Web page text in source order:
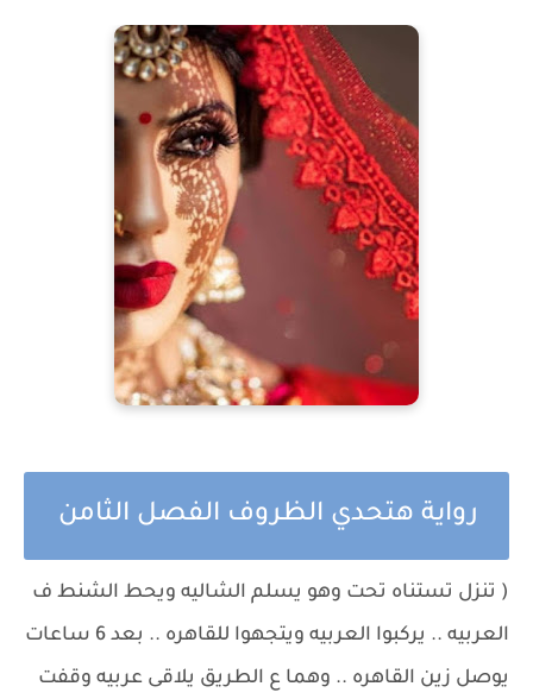
رواية هتحدي الظروف الفصل الثامن
( تنزل تستناه تحت وهو يسلم الشاليه ويحط الشنط ف
العربيه .. يركبوا العربيه ويتجهوا للقاهره .. بعد 6 ساعات
يوصل زين القاهره .. وهما ع الطريق يلاقى عربيه وقفت